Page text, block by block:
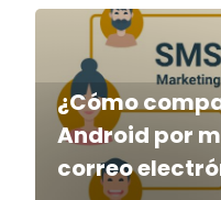
¿Cómo
Android por
correo